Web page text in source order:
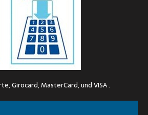
Girocard, MasterCard, und VISA .